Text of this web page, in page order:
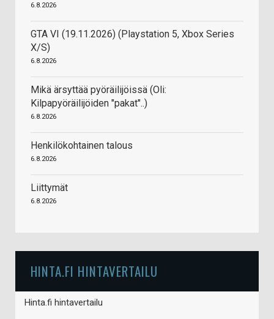
6.8.2026
GTA VI (19.11.2026) (Playstation 5, Xbox Series
X/S)
6.8.2026
Mikä ärsyttää pyöräilijöissä (Oli:
Kilpapyöräilijöiden "pakat"..)
6.8.2026
Henkilökohtainen talous
6.8.2026
Liittymät
6.8.2026
HINTA.FI HINTAVERTAILU
Hinta.fi hintavertailu